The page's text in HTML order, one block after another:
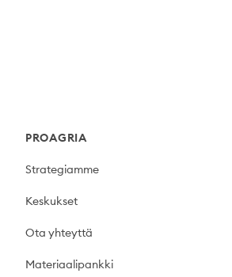
PROAGRIA
Strategiamme
Keskukset
Ota yhteyttä
Materiaalipankki